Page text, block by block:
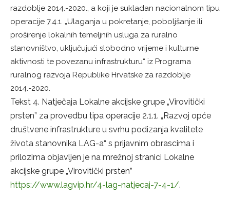
razdoblje 2014.-2020., a koji je sukladan nacionalnom tipu
operacije 7.4.1. „Ulaganja u pokretanje, poboljšanje ili
proširenje lokalnih temeljnih usluga za ruralno
stanovništvo, uključujući slobodno vrijeme i kulturne
aktivnosti te povezanu infrastrukturu“ iz Programa
ruralnog razvoja Republike Hrvatske za razdoblje
2014.-2020.
Tekst 4. Natječaja Lokalne akcijske grupe „Virovitički
prsten” za provedbu tipa operacije 2.1.1. „Razvoj opće
društvene infrastrukture u svrhu podizanja kvalitete
života stanovnika LAG-a“ s prijavnim obrascima i
prilozima objavljen je na mrežnoj stranici Lokalne
akcijske grupe „Virovitički prsten”
https://www.lagvip.hr/4-lag-natjecaj-7-4-1/.